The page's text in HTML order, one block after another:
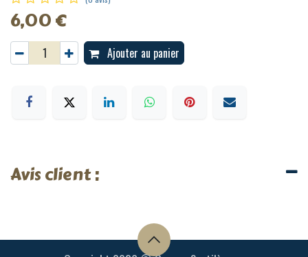
6,00€
Ajouter au panier
Avis client :